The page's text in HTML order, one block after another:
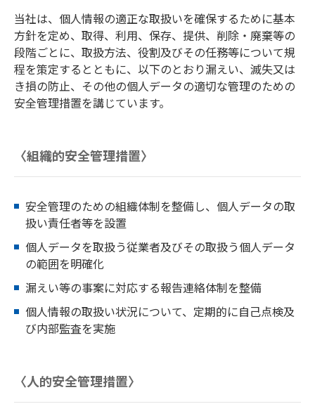
当社は、個人情報の適正な取扱いを確保するために基本
方針を定め、取得、利用、保存、提供、削除・廃棄等の
段階ごとに、取扱方法、役割及びその任務等について規
程を策定するとともに、以下のとおり漏えい、滅失又は
き損の防止、その他の個人データの適切な管理のための
安全管理措置を講じています。
〈組織的安全管理措置〉
安全管理のための組織体制を整備し、個人データの取
扱い責任者等を設置
個人データを取扱う従業者及びその取扱う個人データ
の範囲を明確化
漏えい等の事案に対応する報告連絡体制を整備
個人情報の取扱い状況について、定期的に自己点検及
び内部監査を実施
〈人的安全管理措置〉